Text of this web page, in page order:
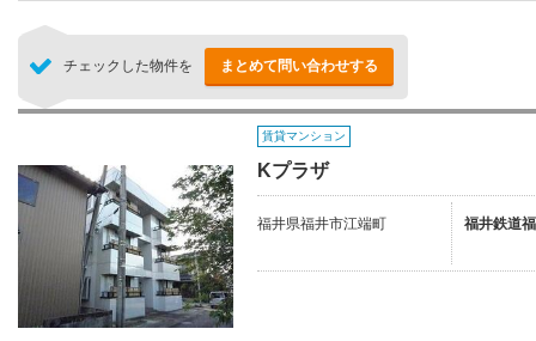
チェックした物件を まとめて問い合わせする
賃貸マンション
Kプラザ
福井県福井市江端町 福井鉄道